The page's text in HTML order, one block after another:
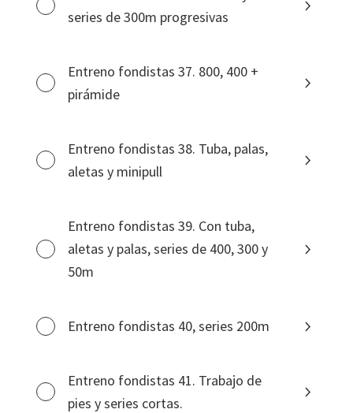
series de 300m progresivas
Entreno fondistas 37. 800, 400 +
pirámide
Entreno fondistas 38. Tuba, palas,
aletas y minipull
Entreno fondistas 39. Con tuba,
aletas y palas, series de 400, 300 y
50m
Entreno fondistas 40, series 200m
Entreno fondistas 41. Trabajo de
pies y series cortas.